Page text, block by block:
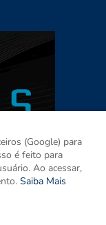
(Google) para
é feito para
Ao acessar,
Saiba Mais